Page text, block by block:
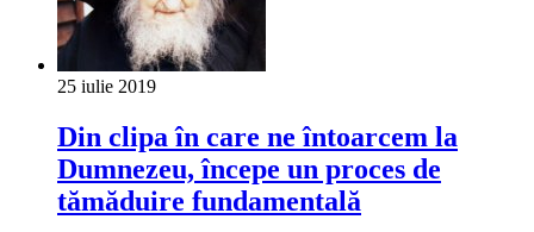
25 iulie 2019
Din clipa în care ne întoarcem la
Dumnezeu, începe un proces de
tămăduire fundamentală